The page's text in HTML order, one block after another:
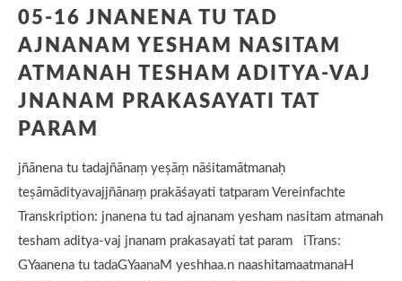
05-16 JNANENA TU TAD
AJNANAM YESHAM NASITAM
ATMANAH TESHAM ADITYA-VAJ
JNANAM PRAKASAYATI TAT
PARAM
jñānena tu tadajñānaṃ yeṣāṃ nāśitamātmanaḥ
teṣāmādityavajjñānaṃ prakāśayati tatparam Vereinfachte
Transkription: jnanena tu tad ajnanam yesham nasitam atmanah
tesham aditya-vaj jnanam prakasayati tat param iTrans:
GYaanena tu tadaGYaanaM yeshhaa.n naashitamaatmanaH